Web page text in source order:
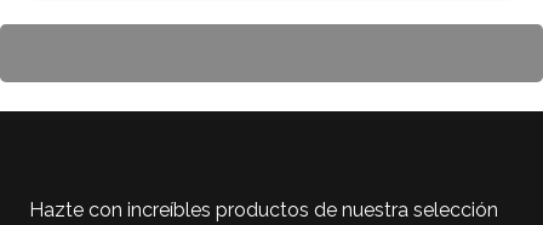
Hazte con increíbles productos de nuestra selección